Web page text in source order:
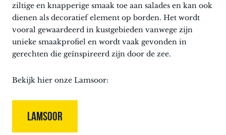
ziltige en knapperige smaak toe aan salades en kan ook
dienen als decoratief element op borden. Het wordt
vooral gewaardeerd in kustgebieden vanwege zijn
unieke smaakprofiel en wordt vaak gevonden in
gerechten die geïnspireerd zijn door de zee.
Bekijk hier onze Lamsoor:
LAMSOOR